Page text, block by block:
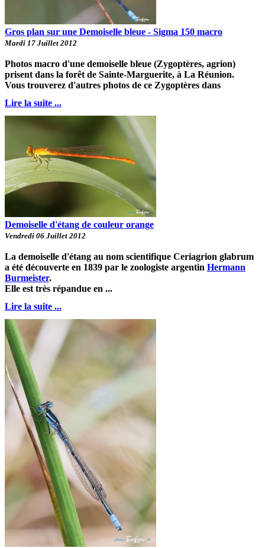
Gros plan sur une Demoiselle bleue - Sigma 150 macro
Mardi 17 Juillet 2012
Photos macro d'une demoiselle bleue (Zygoptères, agrion)
prisent dans la forêt de Sainte-Marguerite, à La Réunion.
Vous trouverez d'autres photos de ce Zygoptères dans
Lire la suite ...
Demoiselle d'étang de couleur orange
Vendredi 06 Juillet 2012
La demoiselle d'étang au nom scientifique Ceriagrion glabrum
a été découverte en 1839 par le zoologiste argentin Hermann
Burmeister.
Elle est très répandue en ...
Lire la suite ...